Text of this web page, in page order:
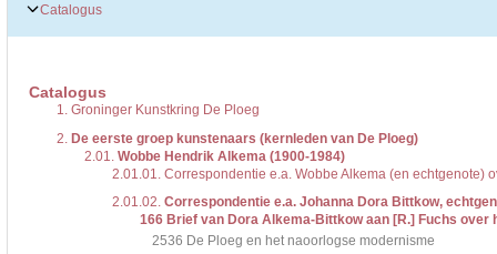
De inleiding op het archief bevat interessante informatie over de
bevatten.
Bij het zoeken in de inventaris wordt de hiërarchie gevolgd. De rubrieken in
Catalogus
Catalogus
1.Groninger Kunstkring De Ploeg
2. De eerste groep kunstenaars (kernleden van De Ploeg)
2.01. Wobbe Hendrik Alkema (1900-1984)
2.01.01.Correspondentie e.a. Wobbe Alkema (en echtgenote)
2.01.02. Correspondentie e.a. Johanna Dora Bittkow,
166 Brief van Dora Alkema-Bittkow aan [R.] Fuchs
2536 De Ploeg en het naoorlogse modernisme